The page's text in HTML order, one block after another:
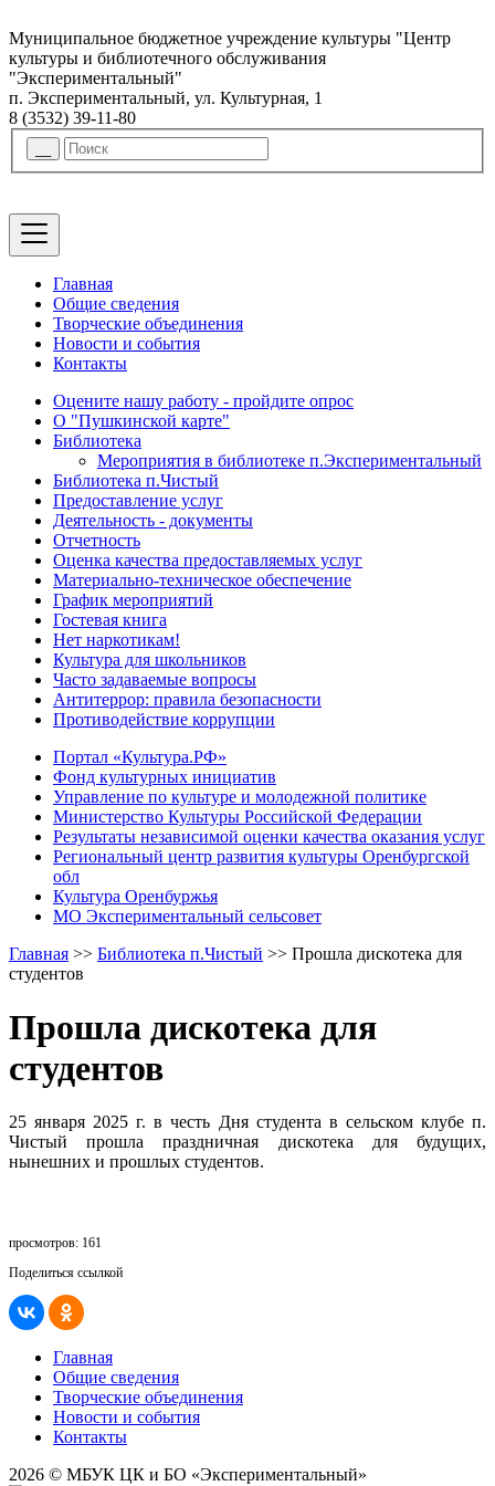
Муниципальное бюджетное учреждение культуры "Центр
культуры и библиотечного обслуживания
"Экспериментальный"
п. Экспериментальный, ул. Культурная, 1
8 (3532) 39-11-80
Главная
Общие сведения
Творческие объединения
Новости и события
Контакты
Оцените нашу работу - пройдите опрос
О "Пушкинской карте"
Библиотека
Мероприятия в библиотеке п.Экспериментальный
Библиотека п.Чистый
Предоставление услуг
Деятельность - документы
Отчетность
Оценка качества предоставляемых услуг
Материально-техническое обеспечение
График мероприятий
Гостевая книга
Нет наркотикам!
Культура для школьников
Часто задаваемые вопросы
Антитеррор: правила безопасности
Противодействие коррупции
Портал «Культура.РФ»
Фонд культурных инициатив
Управление по культуре и молодежной политике
Министерство Культуры Российской Федерации
Результаты независимой оценки качества оказания услуг
Региональный центр развития культуры Оренбургской
обл
Культура Оренбуржья
МО Экспериментальный сельсовет
Главная >> Библиотека п.Чистый >> Прошла дискотека для
студентов
Прошла дискотека для
студентов
25 января 2025 г. в честь Дня студента в сельском клубе п.
Чистый прошла праздничная дискотека для будущих,
нынешних и прошлых студентов.
просмотров: 161
Поделиться ссылкой
Главная
Общие сведения
Творческие объединения
Новости и события
Контакты
2026 © МБУК ЦК и БО «Экспериментальный»